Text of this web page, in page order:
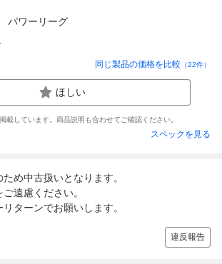
パワーリーグ
同じ製品の価格を比較 （22件）
ほしい
載しています。商品説明も合わせてご確認ください。
スペックを見る
め中古扱いとなります。
遠慮ください。
ターンでお願いします。
違反報告